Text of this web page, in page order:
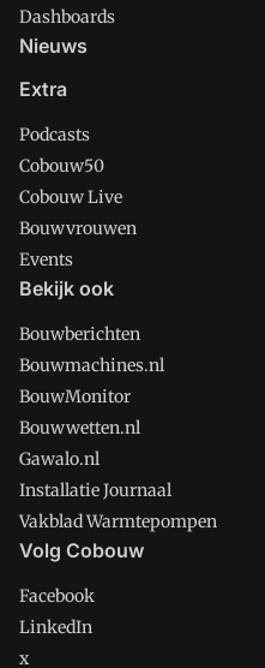
Dashboards
Nieuws
Extra
Podcasts
Cobouw50
Cobouw Live
Bouwvrouwen
Events
Bekijk ook
Bouwberichten
Bouwmachines.nl
BouwMonitor
Bouwwetten.nl
Gawalo.nl
Installatie Journaal
Vakblad Warmtepompen
Volg Cobouw
Facebook
LinkedIn
x